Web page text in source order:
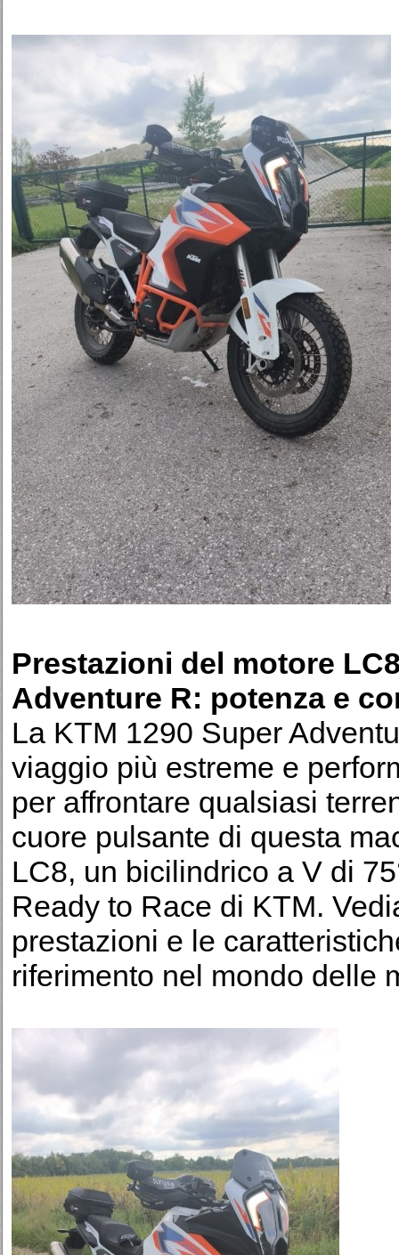
Prestazioni del motore
Adventure R: potenza e
La KTM 1290 Super
viaggio più estreme e
per affrontare qualsiasi
cuore pulsante di questa
LC8, un bicilindrico a V di
Ready to Race di KTM.
prestazioni e le
riferimento nel mondo delle